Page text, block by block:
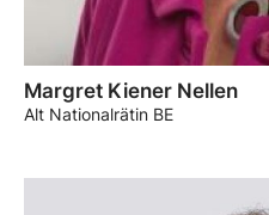
Margret Kiener Nellen
Alt Nationalrätin BE